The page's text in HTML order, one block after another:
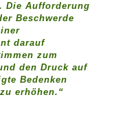
Die Aufforderung
Beschwerde
darauf
zum
den Druck auf
Bedenken
erhöhen.“